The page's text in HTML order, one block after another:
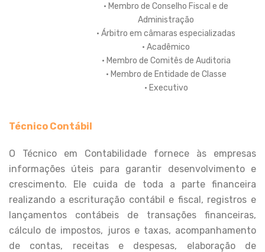
• Membro de Conselho Fiscal e de
Administração
• Árbitro em câmaras especializadas
• Acadêmico
• Membro de Comitês de Auditoria
• Membro de Entidade de Classe
• Executivo
Técnico Contábil
O Técnico em Contabilidade fornece às empresas
informações úteis para garantir desenvolvimento e
crescimento. Ele cuida de toda a parte financeira
realizando a escrituração contábil e fiscal, registros e
lançamentos contábeis de transações financeiras,
cálculo de impostos, juros e taxas, acompanhamento
de contas, receitas e despesas, elaboração de